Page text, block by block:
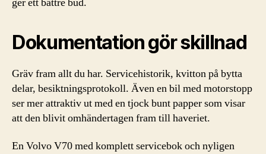
Dokumentation gör skillnad
Gräv fram allt du har. Servicehistorik, kvitton på bytta
delar, besiktningsprotokoll. Även en bil med motorstopp
ser mer attraktiv ut med en tjock bunt papper som visar
att den blivit omhändertagen fram till haveriet.
En Volvo V70 med komplett servicebok och nyligen